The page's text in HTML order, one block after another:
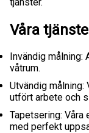
Våra
Invändig målning:
våtrum.
Utvändig
utfört arbete och
Tapetsering: Våra
med perfekt